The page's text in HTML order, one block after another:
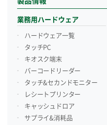
業務用ハードウェア
ハードウェア一覧
タッチPC
キオスク端末
バーコードリーダー
タッチ&セカンドモニター
レシートプリンター
キャッシュドロア
サプライ&消耗品